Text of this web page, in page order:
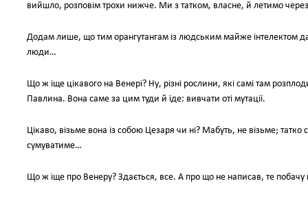
вийшло, розповім трохи нижче. Ми з татком, власне, й летимо
Додам лише, що тим орангутангам із людським майже інтелектом
люди…
Що ж іще цікавого на Венері? Ну, різні рослини, які самі там
Павлина. Вона саме за цим туди й їде: вивчати оті мутації.
Цікаво, візьме вона із собою Цезаря чи ні? Мабуть, не візьме;
сумуватиме…
Що ж іще про Венеру? Здається, все. А про що не написав, те побачу